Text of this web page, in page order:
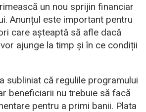
un nou sprijin financiar
Anunțul este important pentru
care așteaptă să afle dacă
ajunge la timp și în ce condiții
subliniat că regulile programului
beneficiarii nu trebuie să facă
pentru a primi banii. Plata